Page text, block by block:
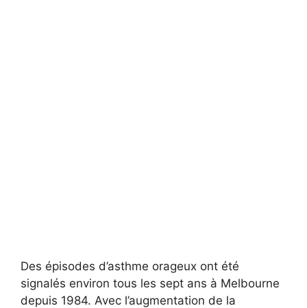
Des épisodes d’asthme orageux ont été
signalés environ tous les sept ans à Melbourne
depuis 1984. Avec l’augmentation de la